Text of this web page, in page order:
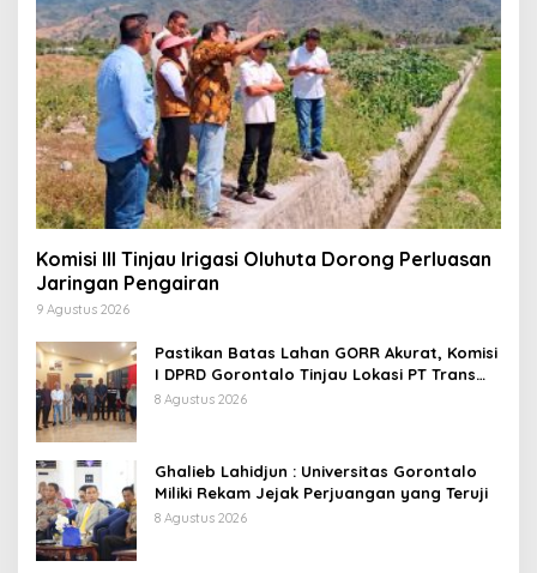
Komisi III Tinjau Irigasi Oluhuta Dorong Perluasan
Jaringan Pengairan
9 Agustus 2026
Pastikan Batas Lahan GORR Akurat, Komisi
I DPRD Gorontalo Tinjau Lokasi PT Trans
Continent.
8 Agustus 2026
Ghalieb Lahidjun : Universitas Gorontalo
Miliki Rekam Jejak Perjuangan yang Teruji
8 Agustus 2026